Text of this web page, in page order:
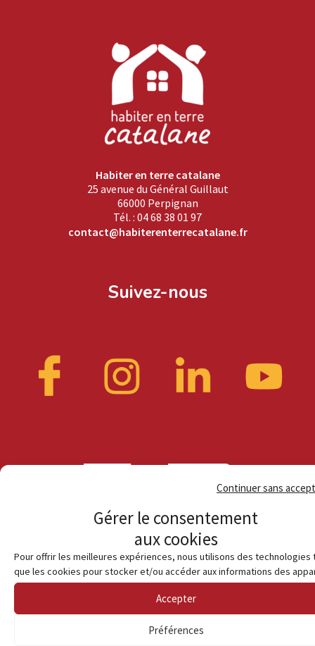
Gérer le consentement
aux cookies
Pour offrir les meilleures expériences, nous utilisons des technologies
que les cookies pour stocker et/ou accéder aux informations des
Accepter
Continuer sans
Préférences
Habiter en terre catalane
25 avenue du Général Guillaut
66000 Perpignan
Tél. : 04 68 38 01 97
contact@habiterenterrecatalane.fr
Suivez-nous
Mentions légales